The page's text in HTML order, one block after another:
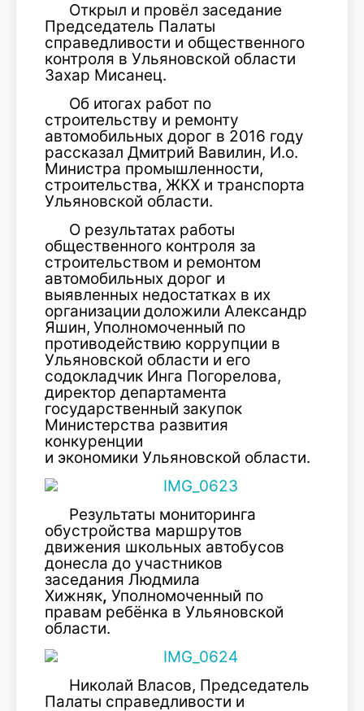
Открыл и провёл заседание
Председатель Палаты
справедливости и общественного
контроля в Ульяновской области
Захар Мисанец.
Об итогах работ по
строительству и ремонту
автомобильных дорог в 2016 году
рассказал Дмитрий Вавилин, И.о.
Министра промышленности,
строительства, ЖКХ и транспорта
Ульяновской области.
О результатах работы
общественного контроля за
строительством и ремонтом
автомобильных дорог и
выявленных недостатках в их
организации доложили Александр
Яшин, Уполномоченный по
противодействию коррупции в
Ульяновской области и его
содокладчик Инга Погорелова,
директор департамента
государственный закупок
Министерства развития
конкуренции
и экономики Ульяновской области.
Результаты мониторинга
обустройства маршрутов
движения школьных автобусов
донесла до участников
заседания Людмила
Хижняк, Уполномоченный по
правам ребёнка в Ульяновской
области.
Николай Власов, Председатель
Палаты справедливости и